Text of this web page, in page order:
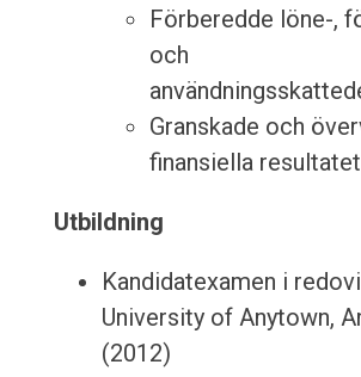
Förberedde löne-,
och
Granskade och
finansiella resultatet
Utbildning
Kandidatexamen i
University of Anytown,
(2012)